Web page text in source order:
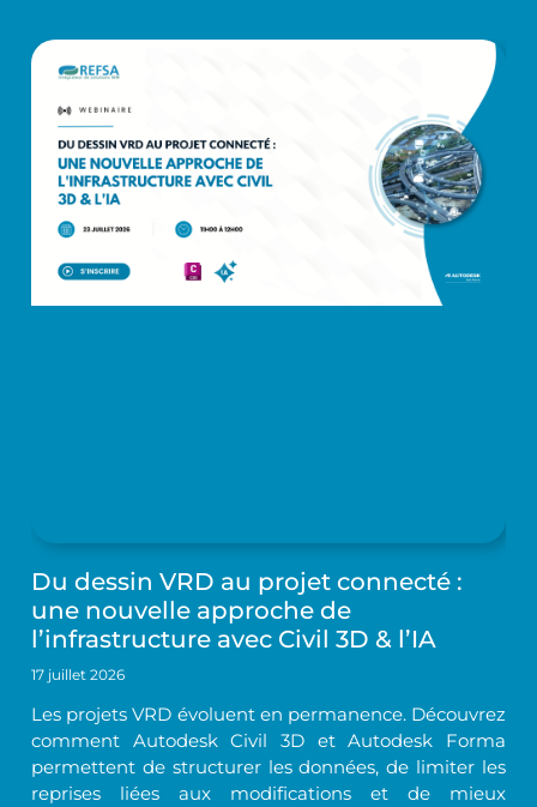
Du dessin VRD au projet connecté :
une nouvelle approche de
l’infrastructure avec Civil 3D & l’IA
17 juillet 2026
Les projets VRD évoluent en permanence. Découvrez
comment Autodesk Civil 3D et Autodesk Forma
permettent de structurer les données, de limiter les
reprises liées aux modifications et de mieux